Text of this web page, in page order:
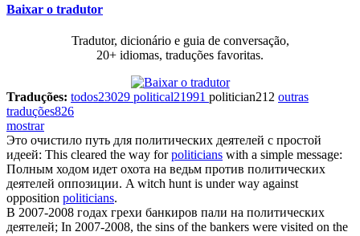
Baixar o tradutor
Tradutor, dicionário e guia de conversação,
20+ idiomas, traduções favoritas.
Traduções: todos23029 political21991 politician212 outras
traduções826
mostrar
Это очистило путь для политических деятелей с простой
идеей: This cleared the way forpoliticians with a simple message:
Полным ходом идет охота на ведьм против политических
деятелей оппозиции. A witch hunt is under way against
opposition politicians.
В 2007-2008 годах грехи банкиров пали на политических
деятелей; In 2007-2008, the sins of the bankers were visited on the